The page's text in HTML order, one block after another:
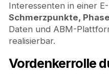
Interessenten in einer
Schmerzpunkte,
Daten und ABM-
realisierbar.
Vordenkerrolle